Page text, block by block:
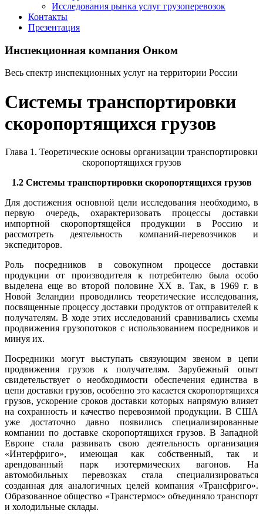
Исследования рынка услуг грузоперевозок
Контакты
Презентация
Инспекционная компания Онком
Весь спектр инспекционных услуг на территории России
Системы транспортировки
скоропортящихся грузов
Глава 1. Теоретические основы организации транспортировки
скоропортящихся грузов
1.2 Системы транспортировки скоропортящихся грузов
Для достижения основной цели исследования необходимо, в
первую очередь, охарактеризовать процессы доставки
импортной скоропортящейся продукции в Россию и
рассмотреть деятельность компаний-перевозчиков и
экспедиторов.
Роль посредников в совокупном процессе доставки
продукции от производителя к потребителю была особо
выделена еще во второй половине XX в. Так, в 1969 г. в
Новой Зеландии проводились теоретические исследования,
посвященные процессу доставки продуктов от отправителей к
получателям. В ходе этих исследований сравнивались схемы
продвижения грузопотоков с использованием посредников и
минуя их.
Посредники могут выступать связующим звеном в цепи
продвижения грузов к получателям. Зарубежный опыт
свидетельствует о необходимости обеспечения единства в
цепи доставки грузов, особенно это касается скоропортящихся
грузов, ускорение сроков доставки которых напрямую влияет
на сохранность и качество перевозимой продукции. В США
уже достаточно давно появились специализированные
компании по доставке скоропортящихся грузов. В Западной
Европе стала развивать свою деятельность организация
«Интерфриго», имеющая как собственный, так и
арендованный парк изотермических вагонов. На
автомобильных перевозках стала специализироваться
созданная для аналогичных целей компания «Трансфриго».
Образованное общество «Транстермос» объединяло транспорт
и холодильные склады.